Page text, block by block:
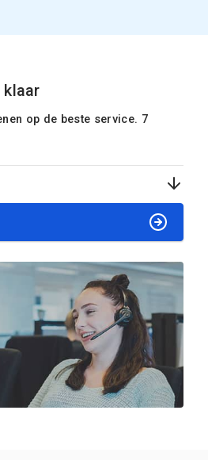
klaar
op de beste service. 7